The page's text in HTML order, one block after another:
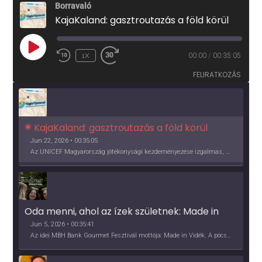
Borravaló
KajaKaland: gasztroutazás a föld körül
PLAY
EPISODE
1X 00:00 / 00:35:05
FELIRATKOZÁS
KajaKaland: gasztroutazás a föld körül
Jun 22, 2026 • 00:35:05
Az UNICEF Magyarország jótékonysági kezdeményezése izgalmas, egész éves világkörüli ízutazásra hív, igazi családi program és gasztroedukáció, illetve segítség a rászorulóknak is egyben.
Oda menni, ahol az ízek születnek: Made in
Vidék, Gourmet Fesztivál 2026
Jun 5, 2026 • 00:35:41
Az idei MBH Bank Gourmet Fesztivál mottója: Made in Vidék. A pócsmegyeri Papi, a mályinkai Iszkor és a szigligeti Villa Kabala tulajdonosai beszélnek arról, hogy mit jelentenek nekik a vidék ízei.